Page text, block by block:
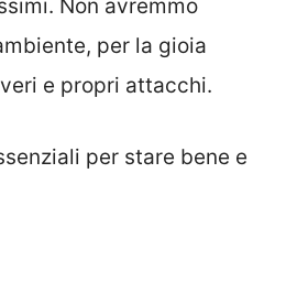
Non avremmo
per la gioia
e propri attacchi.
per stare bene e